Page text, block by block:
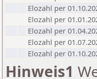
Elozahl per
Elozahl per
Elozahl per
Elozahl per
Elozahl per
Hinweis1